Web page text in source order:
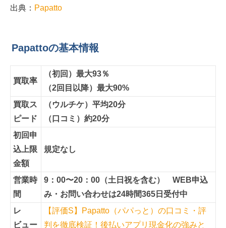
出典： Papatto
Papattoの基本情報
買取率
（初回）最大93％
（2回目以降）最大90%
買取ス
ピード
（ウルチケ）平均20分
（口コミ）約20分
初回申
込上限
金額
規定なし
営業時
間
9：00〜20：00（土日祝を含む） WEB申込
み・お問い合わせは24時間365日受付中
レ
ビュー
【評価S】Papatto（パパっと）の口コミ・評
判を徹底検証！後払いアプリ現金化の強みと